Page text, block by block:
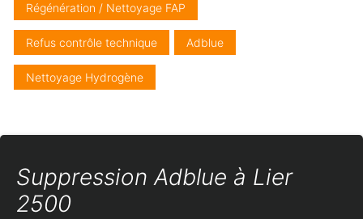
Régénération / Nettoyage FAP
Refus contrôle technique Adblue
Nettoyage Hydrogène
Suppression Adblue à Lier
2500